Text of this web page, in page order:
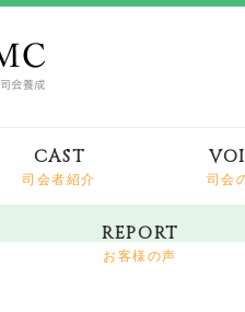
CAST
司会者紹介 司会
REPORT
お客様の声